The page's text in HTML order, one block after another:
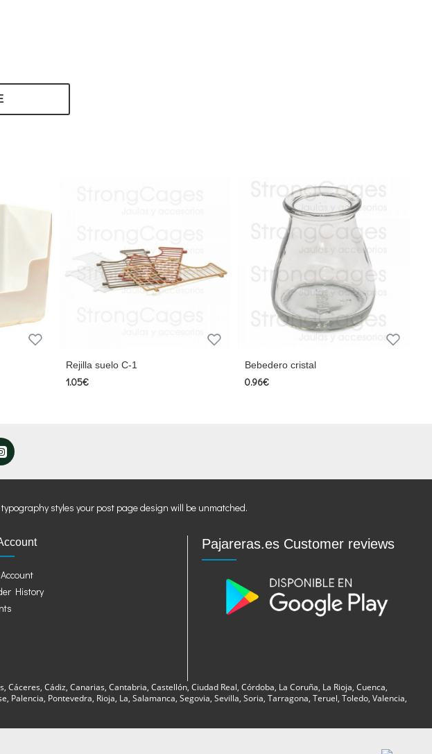
Rejilla suelo C-1
1.05€
Bebedero cristal
0.96€
styles your post page design will be unmatched.
History
Pajareras.es Customer reviews
Cádiz, Canarias, Cantabria, Castellón, Ciudad Real, Córdoba, La Coruña, La Rioja, Cuenca,
Pontevedra, Rioja, La, Salamanca, Segovia, Sevilla, Soria, Tarragona, Teruel, Toledo, Valencia,